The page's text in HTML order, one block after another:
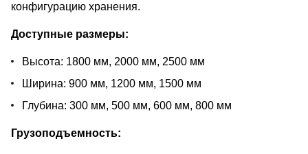
конфигурацию хранения.
Доступные размеры:
Высота: 1800 мм, 2000 мм, 2500 мм
Ширина: 900 мм, 1200 мм, 1500 мм
Глубина: 300 мм, 500 мм, 600 мм, 800 мм
Грузоподъемность: